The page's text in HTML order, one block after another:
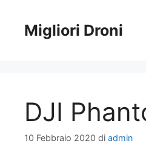
contenutoMigliori Droni
DJI
10 Febbraio 2020 di admin